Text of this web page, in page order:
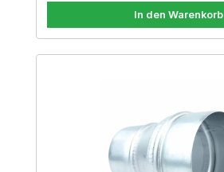
In den Warenkorb